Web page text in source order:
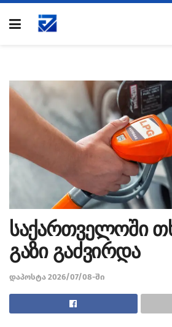
საქართველოში
გაზი გაძვირდა
დაპოსტა 2026/07/08-ში